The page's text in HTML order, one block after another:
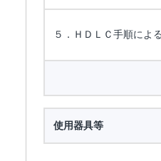
５．ＨＤＬＣ手順によ
使用器具等